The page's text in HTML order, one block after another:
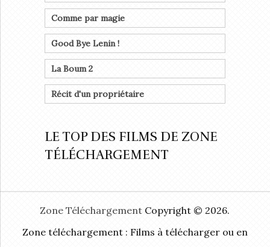
Comme par magie
Good Bye Lenin !
La Boum 2
Récit d'un propriétaire
LE TOP DES FILMS DE ZONE
TÉLÉCHARGEMENT
Zone Téléchargement Copyright © 2026.
Zone téléchargement : Films à télécharger ou en